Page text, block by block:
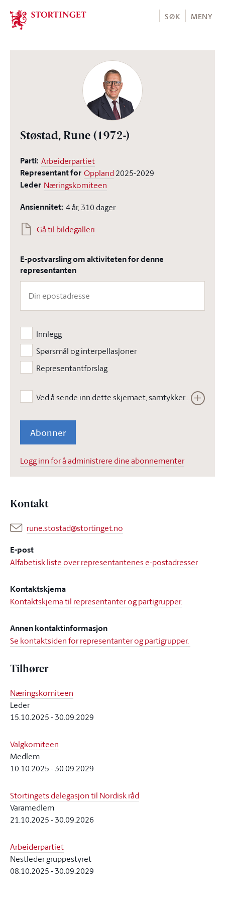
Stortinget.no
SØK MENY
Støstad, Rune (1972-)
Parti: Arbeiderpartiet
Representant for Oppland 2025-2029
Leder Næringskomiteen
Ansiennitet: 4 år, 310 dager
Gå til bildegalleri
E-postvarsling om aktiviteten for denne
representanten
Innlegg
Spørsmål og interpellasjoner
Representantforslag
Ved å sende inn dette skjemaet, samtykker jeg i at Stortinget kan lagre opplysningene jeg har gitt i skjemaet. Opplysningene vil ikke bli brukt til annet enn å kunne gjennomføre den bestilte tjenesten. Les vår
Abonner
Logg inn for å administrere dine abonnementer
Kontakt
rune.stostad@stortinget.no
E-post
Alfabetisk liste over representantenes e-postadresser
Kontaktskjema
Kontaktskjema til representanter og partigrupper.
Annen kontaktinformasjon
Se kontaktsiden for representanter og partigrupper.
Tilhører
Næringskomiteen
Leder
15.10.2025-30.09.2029
Valgkomiteen
Medlem
10.10.2025-30.09.2029
Stortingets delegasjon til Nordisk råd
Varamedlem
21.10.2025-30.09.2026
Arbeiderpartiet
Nestleder gruppestyret
08.10.2025-30.09.2029